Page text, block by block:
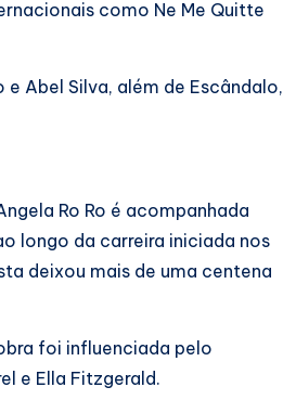
como Ne Me Quitte
Abel Silva, além de Escândalo,
Ro Ro é acompanhada
longo da carreira iniciada nos
deixou mais de uma centena
foi influenciada pelo
e Ella Fitzgerald.